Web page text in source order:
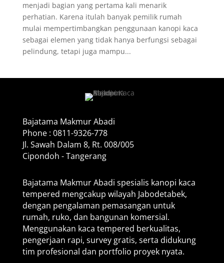
menjadi bagian yang pertama kali menarik
perhatian. Karena itulah banyak pemilik rumah
mulai mempertimbangkan penggunaan kanopi kaca
sebagai elemen yang tidak hanya berfungsi sebagai
pelindung, tetapi juga mampu...
Bajatama Makmur Abadi
Phone : 0811-9326-778
Jl. Sawah Dalam 8, Rt. 008/005
Cipondoh - Tangerang
Bajatama Makmur Abadi spesialis kanopi kaca
tempered mengcakup wilayah Jabodetabek,
dengan pengalaman pemasangan untuk
rumah, ruko, dan bangunan komersial.
Menggunakan kaca tempered berkualitas,
pengerjaan rapi, survey gratis, serta didukung
tim profesional dan portfolio proyek nyata.